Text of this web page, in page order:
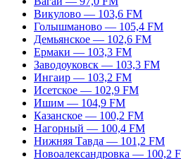
Викулово — 103,6 FM
Голышманово — 105,4 FM
Демьянское — 102,6 FM
Ермаки — 103,3 FM
Заводоуковск — 103,3 FM
Ингаир — 103,2 FM
Исетское — 102,9 FM
Ишим — 104,9 FM
Казанское — 100,2 FM
Нагорный — 100,4 FM
Нижняя Тавда — 101,2 FM
Новоалександровка — 100,2